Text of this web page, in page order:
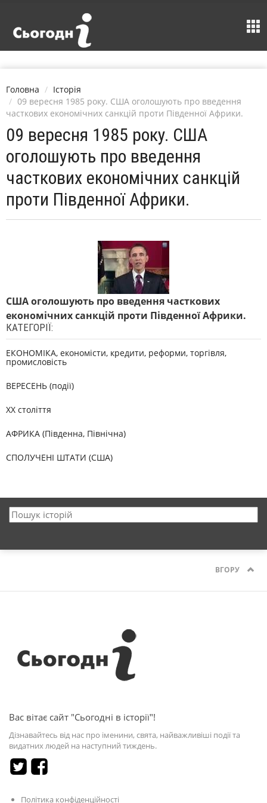
Головна
Історія
09 вересня 1985 року. США оголошують про введення
часткових економічних санкцій проти Південної Африки.
09 вересня 1985 року. США
оголошують про введення
часткових економічних санкцій
проти Південної Африки.
США оголошують про введення часткових
економічних санкцій проти Південної Африки.
КАТЕГОРІЇ:
ЕКОНОМІКА, економісти, кредити, реформи, торгівля,
промисловість
ВЕРЕСЕНЬ (події)
XX століття
АФРИКА (Південна, Північна)
СПОЛУЧЕНІ ШТАТИ (США)
ВГОРУ
Вас вітає сайт "Сьогодні в історії"!
Дізнавайтесь від нас про іменини, свята, найважливіші події та
видатних людей на наступний тиждень.
Політика конфіденційності